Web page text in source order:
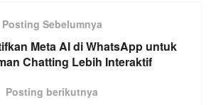
Posting Sebelumnya
Meta AI di WhatsApp untuk
Chatting Lebih Interaktif
Posting berikutnya